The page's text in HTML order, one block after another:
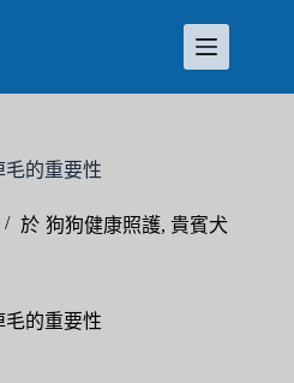
的重要性
於 狗狗健康照護, 貴賓犬
的重要性